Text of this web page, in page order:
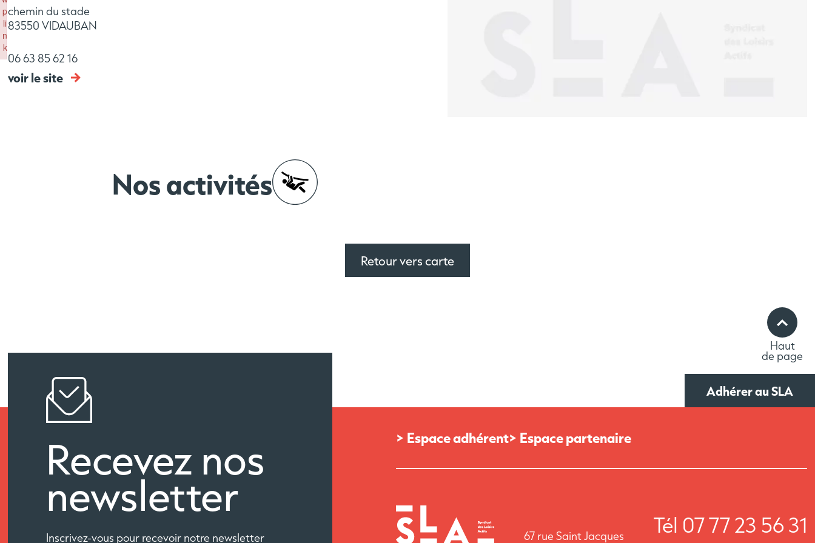
chemin du stade
83550 VIDAUBAN
06 63 85 62 16
voir le site
Nos activités
Retour vers carte
Recevez nos
newsletter
Inscrivez-vous pour recevoir notre newsletter
> Espace adhérent> Espace partenaire
67 rue Saint Jacques Tél 07 77 23 56 31
Haut
de page
Adhérer au SLA
p
li
n
k
to initialize plugin: wplink